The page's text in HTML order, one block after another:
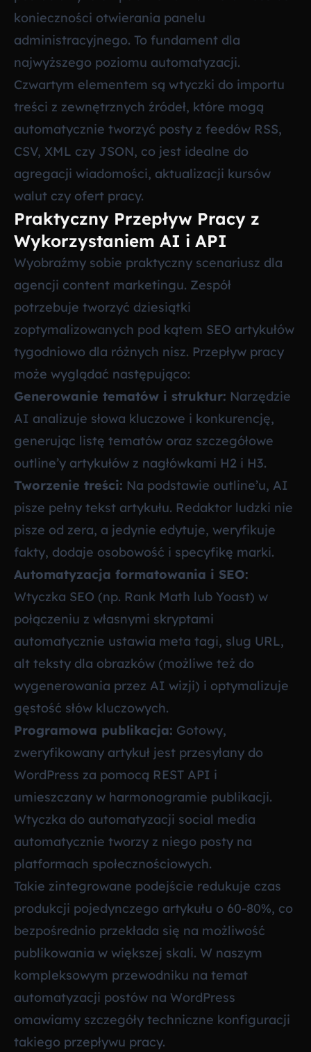
konieczności otwierania panelu
administracyjnego. To fundament dla
najwyższego poziomu automatyzacji.
Czwartym elementem są wtyczki do importu
treści z zewnętrznych źródeł, które mogą
automatycznie tworzyć posty z feedów RSS,
CSV, XML czy JSON, co jest idealne do
agregacji wiadomości, aktualizacji kursów
walut czy ofert pracy.
Praktyczny Przepływ Pracy z
Wykorzystaniem AI i API
Wyobraźmy sobie praktyczny scenariusz dla
agencji content marketingu. Zespół
potrzebuje tworzyć dziesiątki
zoptymalizowanych pod kątem SEO artykułów
tygodniowo dla różnych nisz. Przepływ pracy
może wyglądać następująco:
Generowanie tematów i struktur: Narzędzie
AI analizuje słowa kluczowe i konkurencję,
generując listę tematów oraz szczegółowe
outline’y artykułów z nagłówkami H2 i H3.
Tworzenie treści: Na podstawie outline’u, AI
pisze pełny tekst artykułu. Redaktor ludzki nie
pisze od zera, a jedynie edytuje, weryfikuje
fakty, dodaje osobowość i specyfikę marki.
Automatyzacja formatowania i SEO:
Wtyczka SEO (np. Rank Math lub Yoast) w
połączeniu z własnymi skryptami
automatycznie ustawia meta tagi, slug URL,
alt teksty dla obrazków (możliwe też do
wygenerowania przez AI wizji) i optymalizuje
gęstość słów kluczowych.
Programowa publikacja: Gotowy,
zweryfikowany artykuł jest przesyłany do
WordPress za pomocą REST API i
umieszczany w harmonogramie publikacji.
Wtyczka do automatyzacji social media
automatycznie tworzy z niego posty na
platformach społecznościowych.
Takie zintegrowane podejście redukuje czas
produkcji pojedynczego artykułu o 60-80%, co
bezpośrednio przekłada się na możliwość
publikowania w większej skali. W naszym
kompleksowym przewodniku na temat
automatyzacji postów na WordPress
omawiamy szczegóły techniczne konfiguracji
takiego przepływu pracy.